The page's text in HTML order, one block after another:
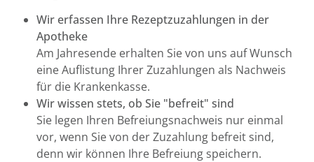
Wir erfassen Ihre Rezeptzuzahlungen in der
Apotheke
Am Jahresende erhalten Sie von uns auf Wunsch
eine Auflistung Ihrer Zuzahlungen als Nachweis
für die Krankenkasse.
Wir wissen stets, ob Sie "befreit" sind
Sie legen Ihren Befreiungsnachweis nur einmal
vor, wenn Sie von der Zuzahlung befreit sind,
denn wir können Ihre Befreiung speichern.